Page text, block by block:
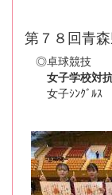
第７８回青
◎卓球競技
女子学校対
女子ｼﾝｸﾞﾙｽ
第３位